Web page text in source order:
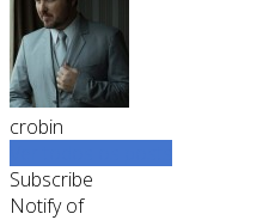
crobin
Subscribe
Notify of